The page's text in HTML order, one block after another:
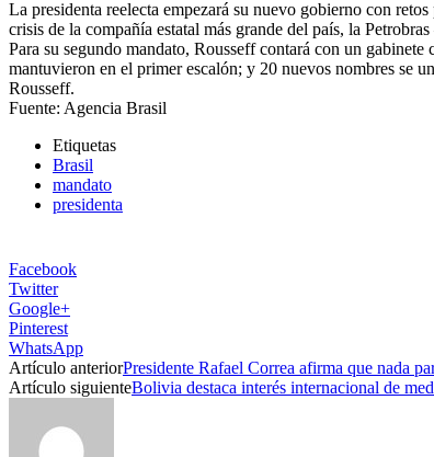
La presidenta reelecta empezará su nuevo gobierno con
crisis de la compañía estatal más grande del país, la
Para su segundo mandato, Rousseff contará con un
mantuvieron en el primer escalón; y 20 nuevos nombres se
Rousseff.
Fuente: Agencia Brasil
Etiquetas
Brasil
mandato
presidenta
Facebook
Twitter
Google+
Pinterest
WhatsApp
Artículo anteriorPresidente Rafael Correa afirma que nada
Artículo siguienteBolivia destaca interés internacional de